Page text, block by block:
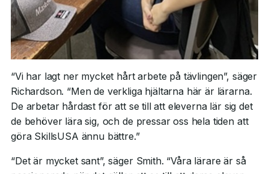
“Vi har lagt ner mycket hårt arbete på tävlingen”, säger
Richardson. “Men de verkliga hjältarna här är lärarna.
De arbetar hårdast för att se till att eleverna lär sig det
de behöver lära sig, och de pressar oss hela tiden att
göra SkillsUSA ännu bättre.”
“Det är mycket sant”, säger Smith. “Våra lärare är så